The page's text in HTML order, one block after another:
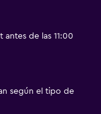
de las 11:00
según el tipo de